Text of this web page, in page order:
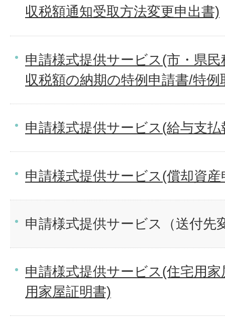
収税額通知受取方法変更申出書)
申請様式提供サービス(市・県
収税額の納期の特例申請書/特例
申請様式提供サービス(給与支払
申請様式提供サービス(償却資産
申請様式提供サービス（送付先
申請様式提供サービス(住宅用
用家屋証明書)